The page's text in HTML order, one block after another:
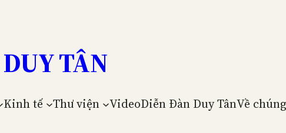
TÂN
Kinh tế Thư viện VideoDiễn Đàn Duy TânVề